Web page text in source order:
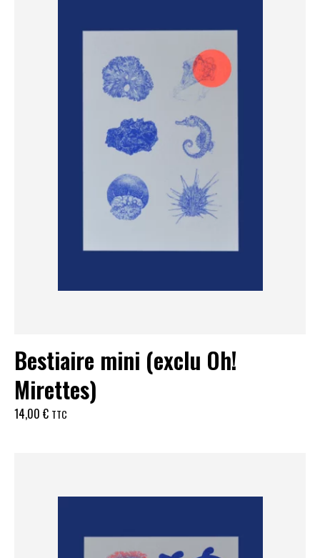
Bestiaire mini (exclu Oh!
Mirettes)
14,00 € TTC